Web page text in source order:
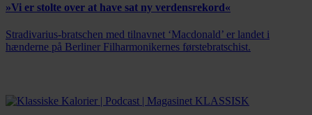
»Vi er stolte over at have sat ny verdensrekord«
Stradivarius-bratschen med tilnavnet ‘Macdonald’ er landet i
hænderne på Berliner Filharmonikernes førstebratschist.